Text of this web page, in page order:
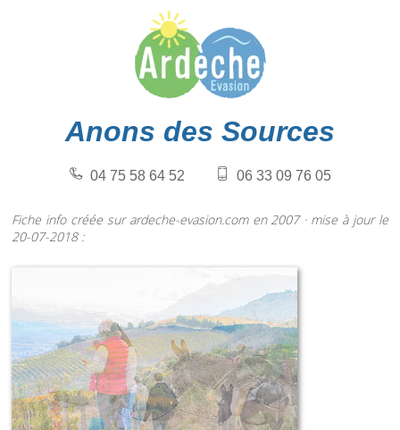
Anons des Sources
04 75 58 64 52 06 33 09 76 05
Fiche info créée sur ardeche-evasion.com en 2007 · mise à jour le
20-07-2018 :